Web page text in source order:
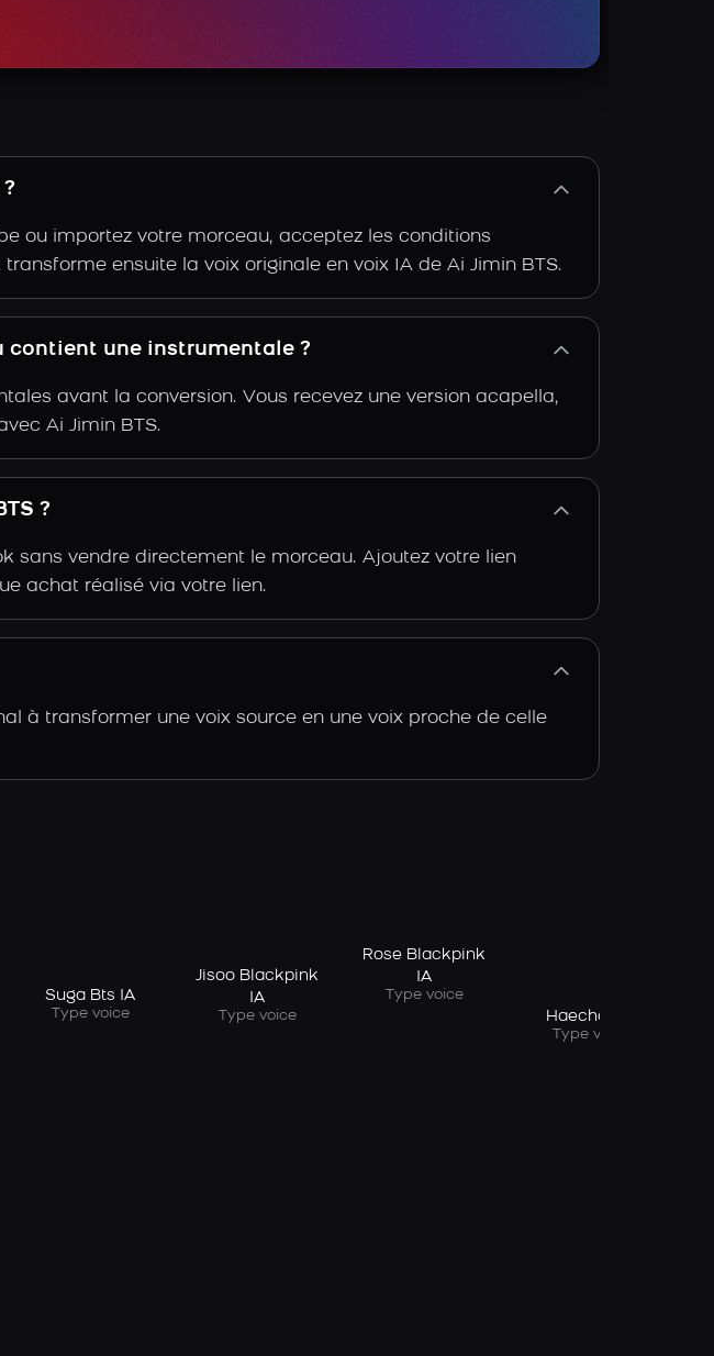
ou importez votre morceau, acceptez les conditions
ensuite la voix originale en voix IA de Ai Jimin BTS.
contient une instrumentale ?
avant la conversion. Vous recevez une version acapella,
Ai Jimin BTS.
?
sans vendre directement le morceau. Ajoutez votre lien
achat réalisé via votre lien.
à transformer une voix source en une voix proche de celle
Suga Bts IA
Type voice
Jisoo Blackpink
IA
Type voice
Rose Blackpink
IA
Type voice
Haechan IA
Type voice